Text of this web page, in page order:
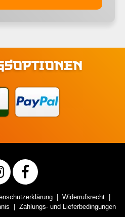
Widerrufsrecht
Zahlungs- und Lieferbedingungen